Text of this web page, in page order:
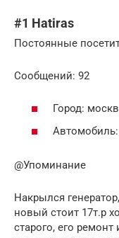
#1 Hatiras
Постоянные
Cообщений: 92
Город:
Автомобиль:
@Упоминание
Накрылся
новый стоит 17т.р
старого, его